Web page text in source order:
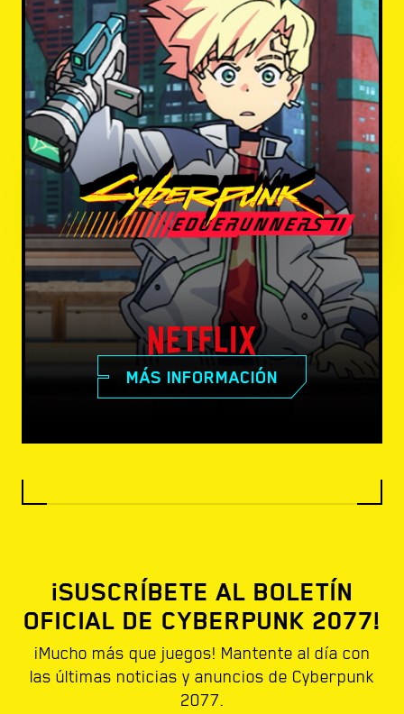
MÁS INFORMACIÓN
¡SUSCRÍBETE AL BOLETÍN
OFICIAL DE CYBERPUNK 2077!
¡Mucho más que juegos! Mantente al día con
las últimas noticias y anuncios de Cyberpunk
2077.